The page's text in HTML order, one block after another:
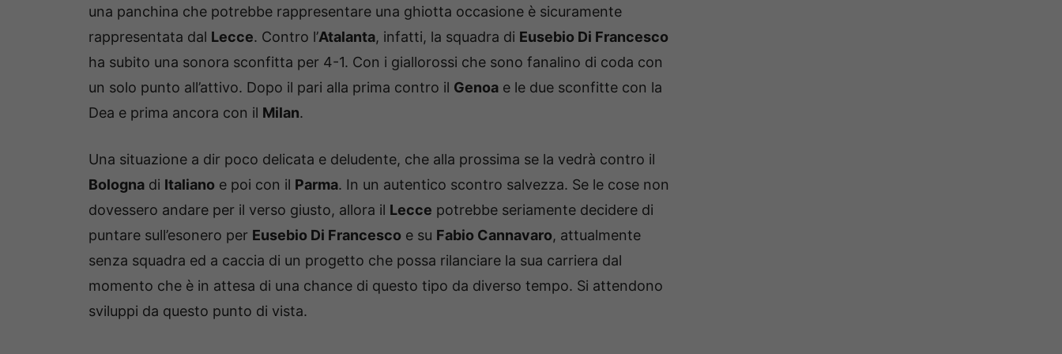
una panchina che potrebbe rappresentare una ghiotta occasione è sicuramente
rappresentata dal Lecce. Contro l’Atalanta, infatti, la squadra di Eusebio Di Francesco
ha subito una sonora sconfitta per 4-1. Con i giallorossi che sono fanalino di coda con
un solo punto all’attivo. Dopo il pari alla prima contro il Genoa e le due sconfitte con la
Dea e prima ancora con il Milan.
Una situazione a dir poco delicata e deludente, che alla prossima se la vedrà contro il
Bologna di Italiano e poi con il Parma. In un autentico scontro salvezza. Se le cose non
dovessero andare per il verso giusto, allora il Lecce potrebbe seriamente decidere di
puntare sull’esonero per Eusebio Di Francesco e su Fabio Cannavaro, attualmente
senza squadra ed a caccia di un progetto che possa rilanciare la sua carriera dal
momento che è in attesa di una chance di questo tipo da diverso tempo. Si attendono
sviluppi da questo punto di vista.